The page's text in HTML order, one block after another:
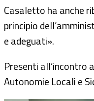
Casaletto ha anche
principio
e adeguati».
Presenti all’incontro
Autonomie Locali e